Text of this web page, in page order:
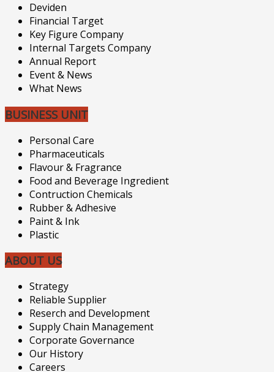
Deviden
Financial Target
Key Figure Company
Internal Targets Company
Annual Report
Event & News
What News
BUSINESS UNIT
Personal Care
Pharmaceuticals
Flavour & Fragrance
Food and Beverage Ingredient
Contruction Chemicals
Rubber & Adhesive
Paint & Ink
Plastic
ABOUT US
Strategy
Reliable Supplier
Reserch and Development
Supply Chain Management
Corporate Governance
Our History
Careers